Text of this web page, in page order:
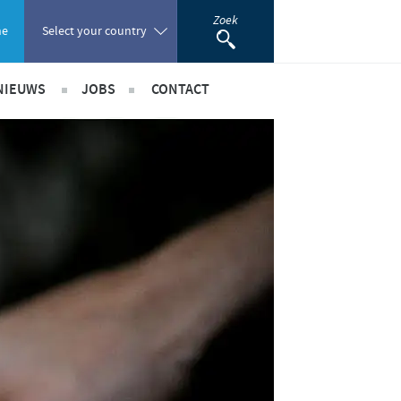
Select your country
South Africa
Zoek
JOBS CONTACT